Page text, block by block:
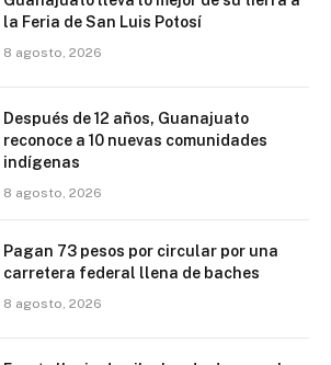
la Feria de San Luis Potosí
8 agosto, 2026
Después de 12 años, Guanajuato
reconoce a 10 nuevas comunidades
indígenas
8 agosto, 2026
Pagan 73 pesos por circular por una
carretera federal llena de baches
8 agosto, 2026